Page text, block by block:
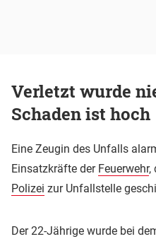
Verletzt wurde
Schaden ist hoch
Eine Zeugin des Unfalls
Einsatzkräfte der Feuerwehr,
Polizei zur Unfallstelle
Der 22-Jährige wurde bei